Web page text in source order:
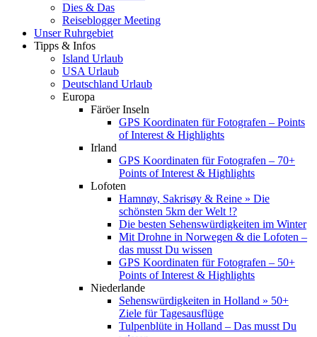
Dies & Das
Reiseblogger Meeting
Unser Ruhrgebiet
Tipps & Infos
Island Urlaub
USA Urlaub
Deutschland Urlaub
Europa
Färöer Inseln
GPS Koordinaten für Fotografen – Points
of Interest & Highlights
Irland
GPS Koordinaten für Fotografen – 70+
Points of Interest & Highlights
Lofoten
Hamnøy, Sakrisøy & Reine » Die
schönsten 5km der Welt !?
Die besten Sehenswürdigkeiten im Winter
Mit Drohne in Norwegen & die Lofoten –
das musst Du wissen
GPS Koordinaten für Fotografen – 50+
Points of Interest & Highlights
Niederlande
Sehenswürdigkeiten in Holland » 50+
Ziele für Tagesausflüge
Tulpenblüte in Holland – Das musst Du